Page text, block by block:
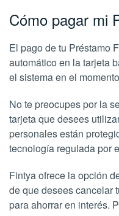
Cómo pagar mi
El pago de tu Préstamo
automático en la tarjeta
el sistema en el
No te preocupes por la
tarjeta que desees
personales están
tecnología regulada por
Fintya ofrece la opción
de que desees cancelar
para ahorrar en interés.